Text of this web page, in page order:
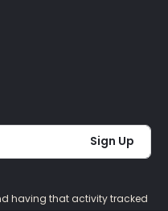
Sign Up
having that activity tracked